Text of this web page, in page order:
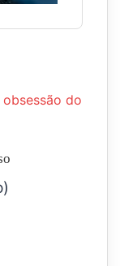
obsessão do